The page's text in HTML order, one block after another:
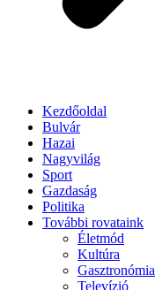
Kezdőoldal
Bulvár
Hazai
Nagyvilág
Sport
Gazdaság
Politika
További rovataink
Életmód
Kultúra
Gasztronómia
Televízió